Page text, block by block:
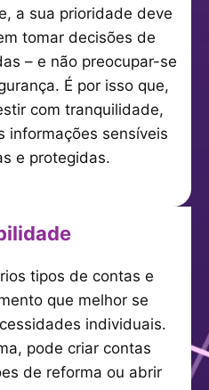
a sua prioridade deve
tomar decisões de
– e não preocupar-se
É por isso que,
com tranquilidade,
informações sensíveis
e protegidas.
tipos de contas e
que melhor se
individuais.
pode criar contas
de reforma ou abrir